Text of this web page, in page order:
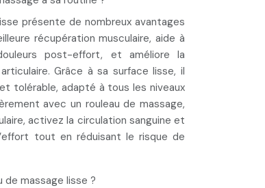
présente de nombreux avantages
récupération musculaire,aide à
post-effort, et améliore la
articulaire. Grâce à sa surface lisse, il
tolérable, adapté à tous les niveaux
avec un rouleau de massage,
activez la circulation sanguine et
tout en réduisant le risque de
massage lisse ?